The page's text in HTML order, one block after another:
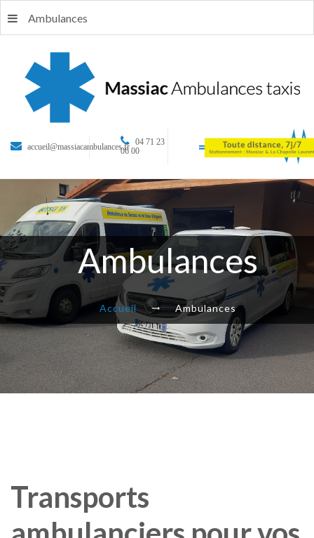
accueil@massiacambulances.fr
04 71 23
06 00
Ambulances
Ambulances
Accueil Ambulances
Transports